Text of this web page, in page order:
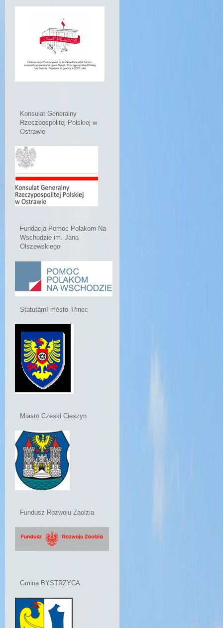
Konsulat Generalny
Rzeczpospolitej Polskiej w
Ostrawie
Fundacja Pomoc Polakom Na
Wschodzie im. Jana
Olszewskiego
Statutární město Třinec
Miasto Czeski Cieszyn
Fundusz Rozwoju Zaolzia
Gmina BYSTRZYCA